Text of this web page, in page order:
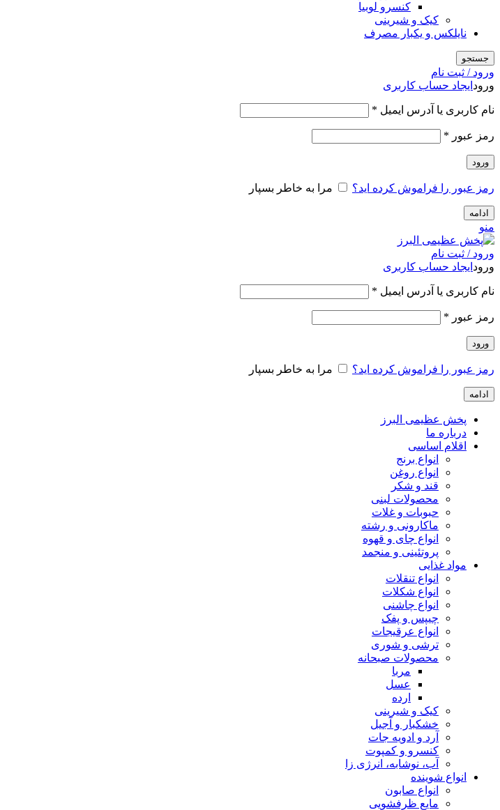
کنسرو لوبیا
کیک و شیرینی
نایلکس و یکبار مصرف
جستجو
ورود / ثبت نام
ورود ایجاد حساب کاربری
نام کاربری یا آدرس ایمیل *
رمز عبور *
ورود
رمز عبور را فراموش کرده اید؟ مرا به خاطر بسپار
ادامه
منو
ورود / ثبت نام
ورود ایجاد حساب کاربری
نام کاربری یا آدرس ایمیل *
رمز عبور *
ورود
رمز عبور را فراموش کرده اید؟ مرا به خاطر بسپار
ادامه
پخش عظیمی البرز
درباره ما
اقلام اساسی
انواع برنج
انواع روغن
قند و شکر
محصولات لبنی
حبوبات و غلات
ماکارونی و رشته
انواع چای و قهوه
پروتئینی و منجمد
مواد غذایی
انواع تنقلات
انواع شکلات
انواع چاشنی
چیپس و پفک
انواع عرقیجات
ترشی و شوری
محصولات صبحانه
مربا
عسل
ارده
کیک و شیرینی
خشکبار و آجیل
آرد و ادویه جات
کنسرو و کمپوت
آب، نوشابه، انرژی زا
انواع شوینده
انواع صابون
مایع ظرفشویی